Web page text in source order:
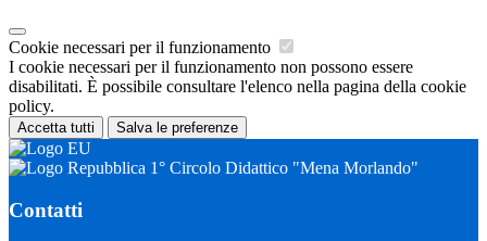
Cookie necessari per il funzionamento
I cookie necessari per il funzionamento non possono essere
disabilitati. È possibile consultare l'elenco nella pagina della cookie
policy.
Accetta tutti Salva le preferenze
1° Circolo Didattico "Mena Morlando"
Contatti